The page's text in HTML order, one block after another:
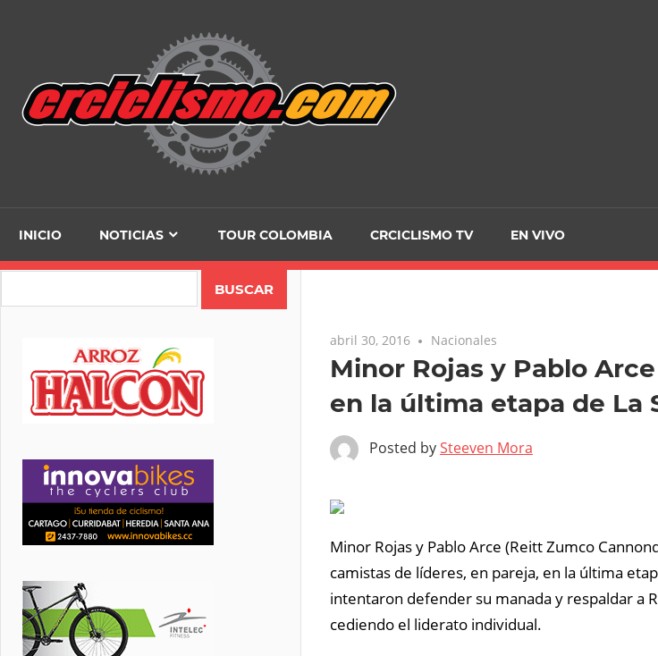
INICIO NOTICIAS TOUR COLOMBIA CRCICLISMO TV EN VIVO
abril 30, 2016 Nacionales
Minor Rojas y Pablo
en la última etapa de La
Posted bySteeven Mora
Minor Rojas y Pablo Arce (Reitt Zumco
camistas de líderes, en pareja, en la última
intentaron defender su manada y respaldar a
cediendo el liderato individual.